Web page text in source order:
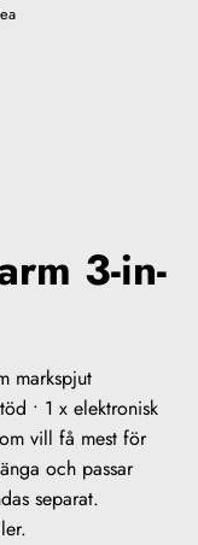
3-in-
markspjut
• 1 x elektronisk
vill få mest för
och passar
separat.